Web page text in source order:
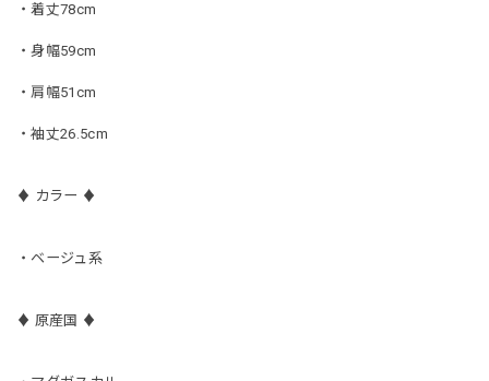
・着丈78cm
・身幅59cm
・肩幅51cm
・袖丈26.5cm
♦︎ カラー ♦︎
・ベージュ系
♦︎ 原産国 ♦︎